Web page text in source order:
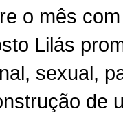
o mês
Lilás
sexual,
de